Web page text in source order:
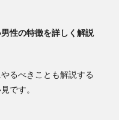
性の特徴を詳しく解説
るべきことも解説する
です。